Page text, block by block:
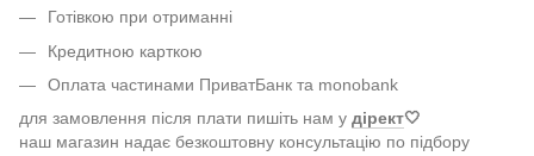
Готівкою при отриманні
Кредитною карткою
Оплата частинами ПриватБанк та monobank
для замовлення після плати пишіть нам у дірект🤍
наш магазин надає безкоштовну консультацію по підбору